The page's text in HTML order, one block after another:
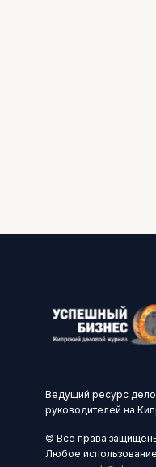
Ведущий ресурс
руководителей на
© Все права
Любое